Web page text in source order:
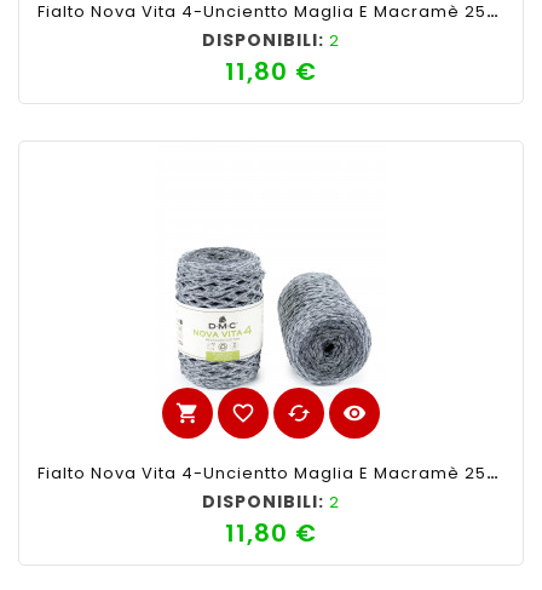
Fialto Nova Vita 4-Uncientto Maglia E Macramè 250gr 200mt-Ferri Consigliati N°4 -Colore Mix Sabbia
DISPONIBILI: 2
11,80 €
shopping_cart favorite_border cached visibility
Fialto Nova Vita 4-Uncientto Maglia E Macramè 250gr 200mt-Ferri Consigliati N°4 -Colore Mix Verde
DISPONIBILI: 2
11,80 €